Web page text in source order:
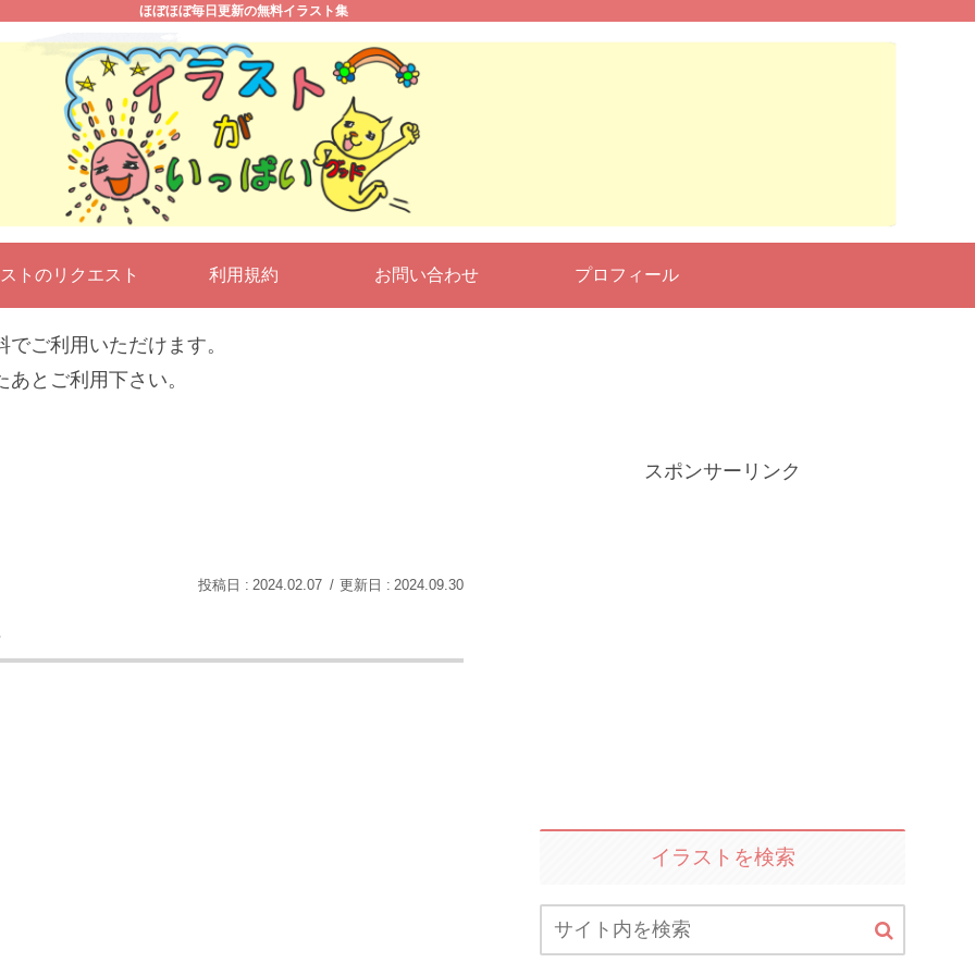
ほぼほぼ毎日更新の無料イラスト集
トのリクエスト 利用規約 お問い合わせ プロフィール
ご利用いただけます。
とご利用下さい。
2024.02.07 2024.09.30
スポンサーリンク
イラストを検索